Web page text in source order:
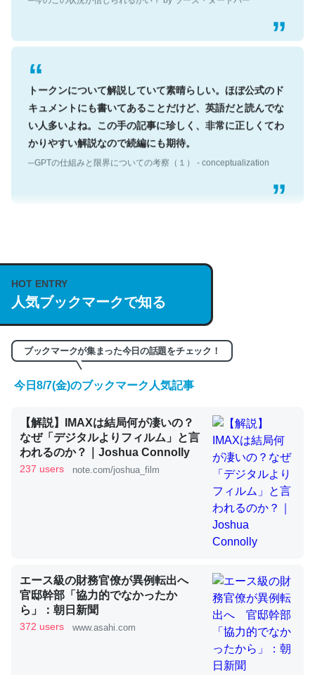
トークンについて解説していて素晴らしい。ほぼ公式のド
キュメントにも書いてあることだけど、英語だと読んでな
い人多いよね。この手の記事に珍しく、非常に正しくてわ
かりやすい解説なので続編にも期待。
─GPTの仕組みと限界についての考察（１） - conceptualization
説してる記事が少ないので貴重な良記事。/続編来た
https://isobe324649.hatenablog.com/entry/2023/03/27
/064121
─GPTの仕組みと限界についての考察（１） - conceptualization
くらい。小説でいう「ずっと前の伏線」は回収されないけ
ど、短期記憶というには多い分量。進化すればするほど分
かりやすく強くなりそう
─GPTの仕組みと限界についての考察（１） - conceptualization
昆虫ってカルシウム少ないのか。知らんかった。調べたら
コオロギのカルシウム分はエビの600分の1程度。
─ニュース :: 【研究発表】昆虫学の大問題＝「昆虫はなぜ海にいな
HOT ENTRY
人気ブックマークで知る
ブックマークが集まった今日の話題をチェック！
今日8/7(金)のブックマーク人気記事
【解説】IMAXは結局何が凄いの？
なぜ「デジタルよりフィルム」と言
われるのか？｜Joshua Connolly
237 users note.com/joshua_film
エース級の財務官僚が異例転出へ
官邸幹部「協力的でなかったか
ら」：朝日新聞
372 users www.asahi.com